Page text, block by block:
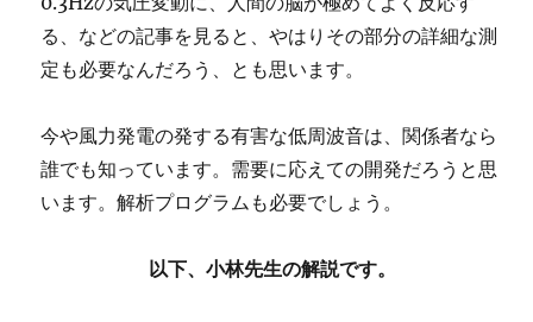
る、などの記事を見ると、やはりその部分の詳細な測
定も必要なんだろう、とも思います。
今や風力発電の発する有害な低周波音は、関係者なら
誰でも知っています。需要に応えての開発だろうと思
います。解析プログラムも必要でしょう。
以下、小林先生の解説です。